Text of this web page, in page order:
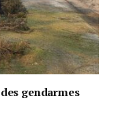
gendarmes